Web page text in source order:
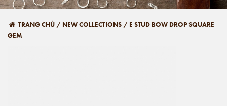
TRANG CHỦ / NEW COLLECTIONS / E STUD BOW DROP SQUARE
GEM